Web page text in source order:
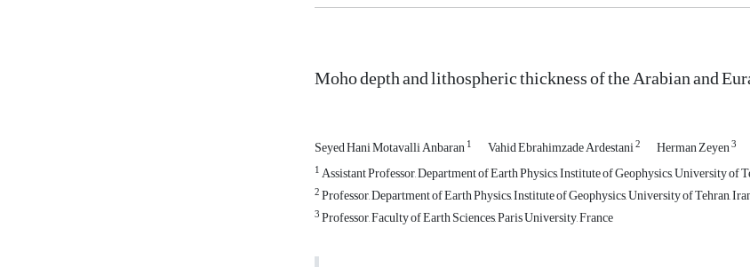
Moho depth and lithospheric thickness of the Arabian and
Seyed Hani Motavalli Anbaran1 Vahid Ebrahimzade Ardestani2 Herman Zeyen3
1Assistant Professor, Department of Earth Physics, Institute of Geophysics, University of
2Professor, Department of Earth Physics, Institute of Geophysics, University of Tehran,
3Professor, Faculty of Earth Sciences, Paris University, France